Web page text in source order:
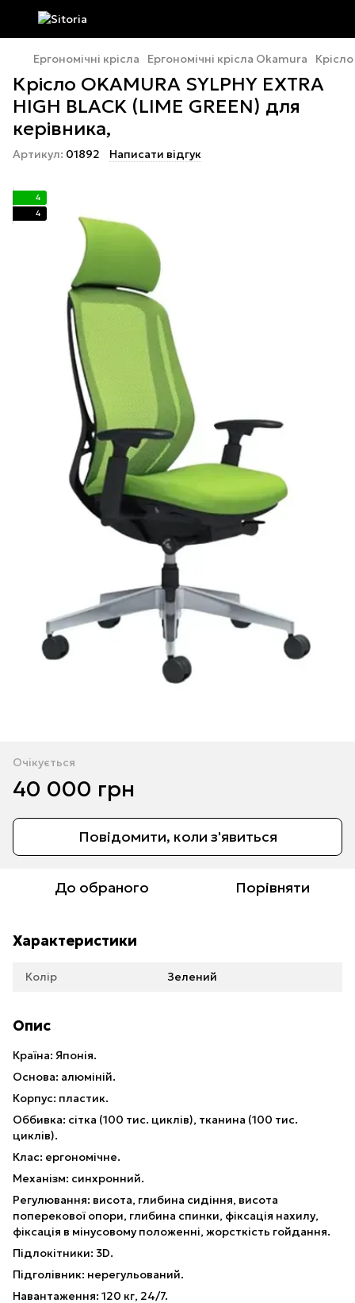
Ергономічні крісла Ергономічні крісла Okamura
Крісло OKAMURA SYLPHY EXTRA
HIGH BLACK (LIME GREEN) для
керівника,
Артикул: 01892 Написати відгук
4
4
Очікується
40 000 грн
Повідомити, коли з'явиться
До обраного Порівняти
Характеристики
Колір Зелений
Опис
Країна: Японія.
Основа: алюміній.
Корпус: пластик.
Оббивка: сітка (100 тис. циклів), тканина (100 тис.
циклів).
Клас: ергономічне.
Механізм: синхронний.
Регулювання: висота, глибина сидіння, висота
поперекової опори, глибина спинки, фіксація нахилу,
фіксація в мінусовому положенні, жорсткість гойдання.
Підлокітники: 3D.
Підголівник: нерегульований.
Навантаження: 120 кг, 24/7.